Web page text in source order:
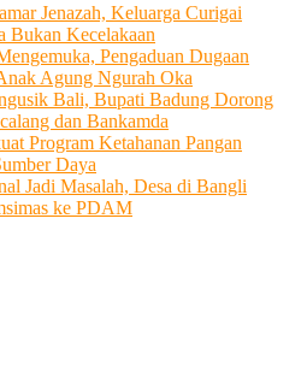
Jenazah, Keluarga Curigai
Bukan Kecelakaan
Pengaduan Dugaan
Agung Ngurah Oka
Bali, Bupati Badung Dorong
dan Bankamda
Program Ketahanan Pangan
Daya
Jadi Masalah, Desa di Bangli
ke PDAM